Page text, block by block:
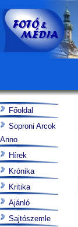
Főoldal
Soproni Arcok
Anno
Hírek
Krónika
Kritika
Ajánló
Sajtószemle